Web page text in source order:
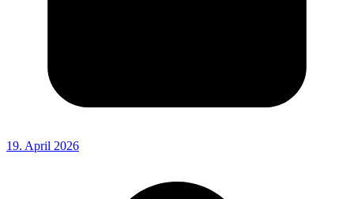
19. April 2026